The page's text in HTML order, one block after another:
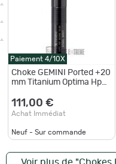
Paiement 4/10X
Choke GEMINI Ported +20
mm Titanium Optima Hp
111,00 €
Achat Immédiat
Neuf - Sur commande
Voir plus de